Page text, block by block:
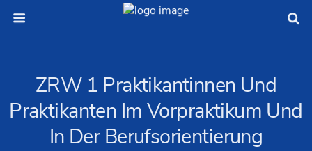
ZRW 1 Praktikantinnen Und
Praktikanten Im Vorpraktikum Und
In Der Berufsorientierung